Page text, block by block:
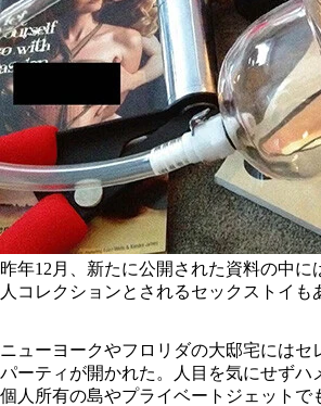
昨年12月、新たに公開された資料の中に
人コレクションとされるセックストイも
ニューヨークやフロリダの大邸宅にはセ
パーティが開かれた。人目を気にせずハ
個人所有の島やプライベートジェットで